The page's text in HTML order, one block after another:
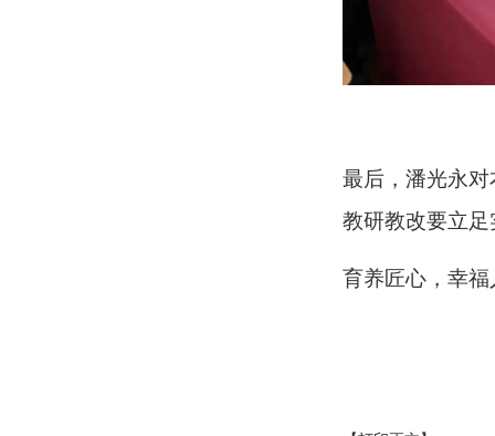
最后，潘光永
教研教改要立
育养匠心，幸